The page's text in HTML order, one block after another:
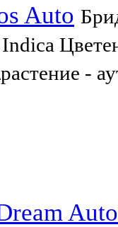
Auto
-
Auto